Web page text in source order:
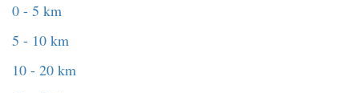
0 - 5 km
5 - 10 km
10 - 20 km